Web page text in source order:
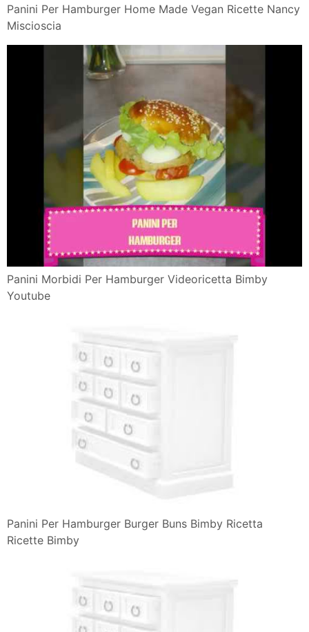
Panini Per Hamburger Home Made Vegan Ricette Nancy
Miscioscia
Panini Morbidi Per Hamburger Videoricetta Bimby
Youtube
Panini Per Hamburger Burger Buns Bimby Ricetta
Ricette Bimby